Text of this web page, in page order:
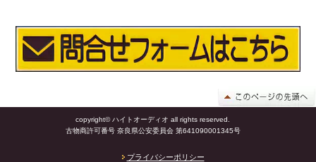
copyright© ハイトオーディオ all rights reserved.
古物商許可番号 奈良県公安委員会 第641090001345号
プライバシーポリシー